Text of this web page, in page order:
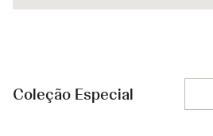
Coleção Especial